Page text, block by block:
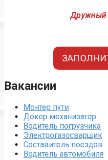
Дружный
Вакансии
Монтер пути
Докер механизатор
Водитель погрузчика
Электрогазосварщик
Составитель поездов
Водитель автомобиля